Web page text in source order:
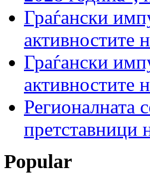
Граѓански
активностите
Граѓански
активностите
Регионалната
Popular